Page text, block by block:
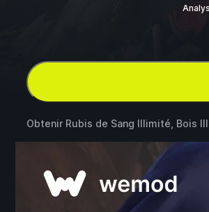
Obtenir Rubis de Sang Illimité, Bois